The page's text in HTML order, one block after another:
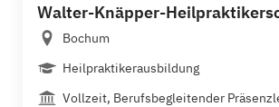
Walter-Knäpper-
Bochum
Heilpraktikerausbildung
Vollzeit, Berufsbegleitender